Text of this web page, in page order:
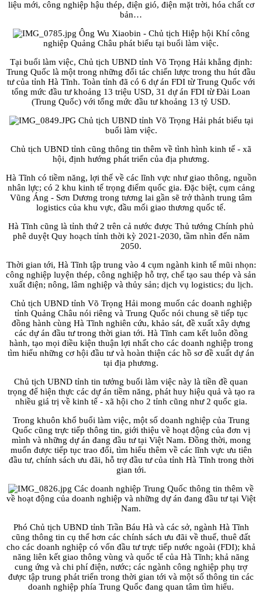
liệu mới, công nghiệp hậu thép, điện gió, điện mặt trời, hóa chất cơ
bản…
Ông Wu Xiaobin - Chủ tịch Hiệp hội Khí công
nghiệp Quảng Châu phát biểu tại buổi làm việc.
Tại buổi làm việc, Chủ tịch UBND tỉnh Võ Trọng Hải khẳng định:
Trung Quốc là một trong những đối tác chiến lược trong thu hút đầu
tư của tỉnh Hà Tĩnh. Toàn tỉnh đã có 6 dự án FDI từ Trung Quốc với
tổng mức đầu tư khoảng 13 triệu USD, 31 dự án FDI từ Đài Loan
(Trung Quốc) với tổng mức đầu tư khoảng 13 tỷ USD.
Chủ tịch UBND tỉnh Võ Trọng Hải phát biểu tại
buổi làm việc.
Chủ tịch UBND tỉnh cũng thông tin thêm về tình hình kinh tế - xã
hội, định hướng phát triển của địa phương.
Hà Tĩnh có tiềm năng, lợi thế về các lĩnh vực như giao thông, nguồn
nhân lực; có 2 khu kinh tế trọng điểm quốc gia. Đặc biệt, cụm cảng
Vũng Áng - Sơn Dương trong tương lai gần sẽ trở thành trung tâm
logistics của khu vực, đầu mối giao thương quốc tế.
Hà Tĩnh cũng là tỉnh thứ 2 trên cả nước được Thủ tướng Chính phủ
phê duyệt Quy hoạch tỉnh thời kỳ 2021-2030, tầm nhìn đến năm
2050.
Thời gian tới, Hà Tĩnh tập trung vào 4 cụm ngành kinh tế mũi nhọn:
công nghiệp luyện thép, công nghiệp hỗ trợ, chế tạo sau thép và sản
xuất điện; nông, lâm nghiệp và thủy sản; dịch vụ logistics; du lịch.
Chủ tịch UBND tỉnh Võ Trọng Hải mong muốn các doanh nghiệp
tỉnh Quảng Châu nói riêng và Trung Quốc nói chung sẽ tiếp tục
đồng hành cùng Hà Tĩnh nghiên cứu, khảo sát, đề xuất xây dựng
các dự án đầu tư trong thời gian tới. Hà Tĩnh cam kết luôn đồng
hành, tạo mọi điều kiện thuận lợi nhất cho các doanh nghiệp trong
tìm hiểu những cơ hội đầu tư và hoàn thiện các hồ sơ đề xuất dự án
tại địa phương.
Chủ tịch UBND tỉnh tin tưởng buổi làm việc này là tiền đề quan
trọng để hiện thực các dự án tiềm năng, phát huy hiệu quả và tạo ra
nhiều giá trị về kinh tế - xã hội cho 2 tỉnh cũng như 2 quốc gia.
Trong khuôn khổ buổi làm việc, một số doanh nghiệp của Trung
Quốc cũng trực tiếp thông tin, giới thiệu về hoạt động của đơn vị
mình và những dự án đang đầu tư tại Việt Nam. Đồng thời, mong
muốn được tiếp tục trao đổi, tìm hiểu thêm về các lĩnh vực ưu tiên
đầu tư, chính sách ưu đãi, hỗ trợ đầu tư của tỉnh Hà Tĩnh trong thời
gian tới.
Các doanh nghiệp Trung Quốc thông tin thêm về
về hoạt động của doanh nghiệp và những dự án đang đầu tư tại Việt
Nam.
Phó Chủ tịch UBND tỉnh Trần Báu Hà và các sở, ngành Hà Tĩnh
cũng thông tin cụ thể hơn các chính sách ưu đãi về thuế, thuê đất
cho các doanh nghiệp có vốn đầu tư trực tiếp nước ngoài (FDI); khả
năng liên kết giao thông vùng và quốc tế của Hà Tĩnh; khả năng
cung ứng và chi phí điện, nước; các ngành công nghiệp phụ trợ
được tập trung phát triển trong thời gian tới và một số thông tin các
doanh nghiệp phía Trung Quốc đang quan tâm tìm hiểu.